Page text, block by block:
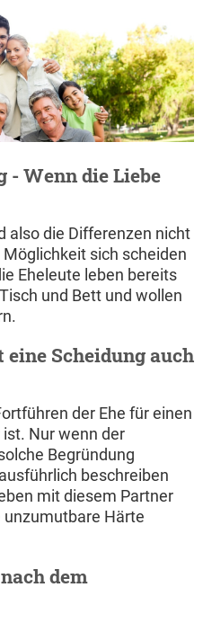
- Wenn die Liebe
also die Differenzen nicht
sich scheiden
Eheleute leben bereits
und Bett und wollen
Scheidung auch
der Ehe für einen
Nur wenn der
Begründung
beschreiben
mit diesem Partner
Härte
dem